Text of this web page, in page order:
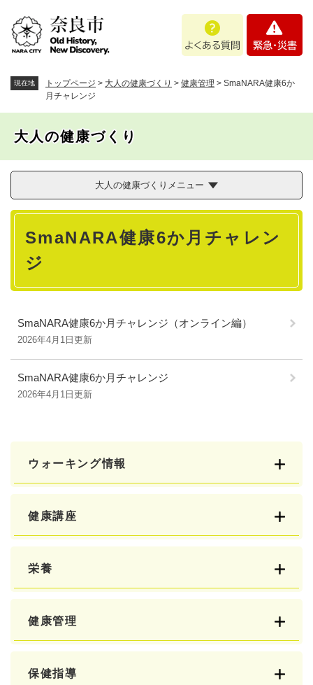
あ
問
・
現在地 トップページ > 大人の健康づくり > 健康管理 > SmaNARA健康6か
月チャレンジ
大人の健康づくり
大人の健康づくりメニュー
本
SmaNARA健康6か月チャレン
ジ
SmaNARA健康6か月チャレンジ（オンライン編）
2026年4月1日更新
SmaNARA健康6か月チャレンジ
2026年4月1日更新
ウォーキング情報
健康講座
栄養
健康管理
保健指導